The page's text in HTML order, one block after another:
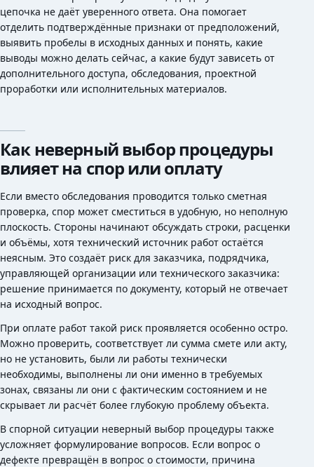
цепочка не даёт уверенного ответа. Она помогает
отделить подтверждённые признаки от предположений,
выявить пробелы в исходных данных и понять, какие
выводы можно делать сейчас, а какие будут зависеть от
дополнительного доступа, обследования, проектной
проработки или исполнительных материалов.
Как неверный выбор процедуры
влияет на спор или оплату
Если вместо обследования проводится только сметная
проверка, спор может сместиться в удобную, но неполную
плоскость. Стороны начинают обсуждать строки, расценки
и объёмы, хотя технический источник работ остаётся
неясным. Это создаёт риск для заказчика, подрядчика,
управляющей организации или технического заказчика:
решение принимается по документу, который не отвечает
на исходный вопрос.
При оплате работ такой риск проявляется особенно остро.
Можно проверить, соответствует ли сумма смете или акту,
но не установить, были ли работы технически
необходимы, выполнены ли они именно в требуемых
зонах, связаны ли они с фактическим состоянием и не
скрывает ли расчёт более глубокую проблему объекта.
В спорной ситуации неверный выбор процедуры также
усложняет формулирование вопросов. Если вопрос о
дефекте превращён в вопрос о стоимости, причина